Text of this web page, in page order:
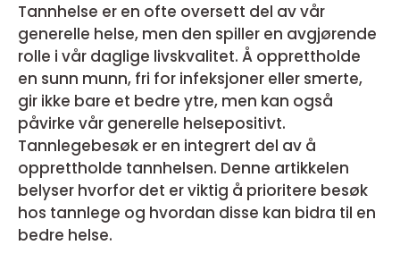
Tannhelse er en ofte oversett del av vår
generelle helse, men den spiller en avgjørende
rolle i vår daglige livskvalitet. Å opprettholde
en sunn munn, fri for infeksjoner eller smerte,
gir ikke bare et bedre ytre, men kan også
påvirke vår generelle helsepositivt.
Tannlegebesøk er en integrert del av å
opprettholde tannhelsen. Denne artikkelen
belyser hvorfor det er viktig å prioritere besøk
hos tannlege og hvordan disse kan bidra til en
bedre helse.